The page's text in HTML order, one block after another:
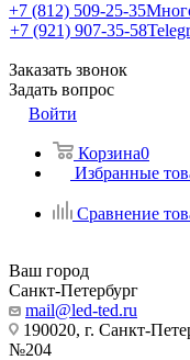
+7 (812) 509-25-35
+7 (921) 907-35-58
Заказать звонок
Задать вопрос
Войти
Корзина0
Избранные
Сравнение
Ваш город
Санкт-Петербург
mail@led-ted.ru
190020, г. Санкт-
№204